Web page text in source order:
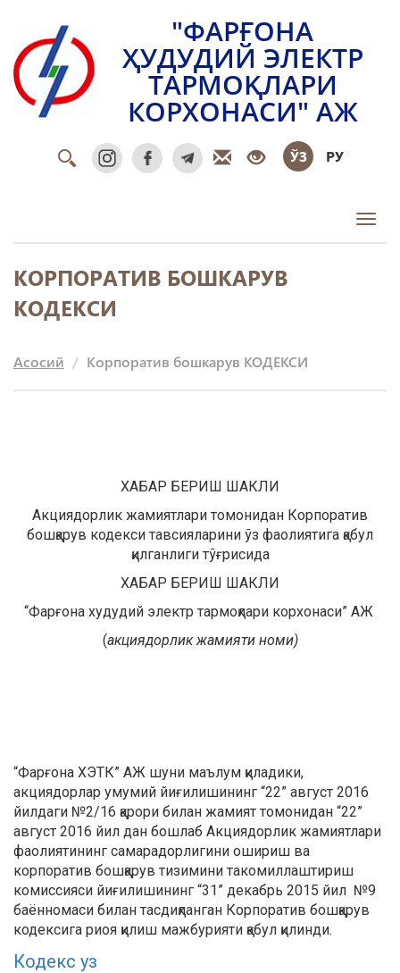
"ФАРҒОНА
ҲУДУДИЙ ЭЛЕКТР
ТАРМОҚЛАРИ
КОРХОНАСИ" АЖ
ЎЗ РУ
КОРПОРАТИВ БОШКАРУВ
КОДЕКСИ
Асосий Корпоратив бошкарув КОДЕКСИ
ХАБАР БЕРИШ ШАКЛИ
Акциядорлик жамиятлари томонидан Корпоратив
бошқарув кодекси тавсияларини ўз фаолиятига қабул
қилганлиги тўғрисида
ХАБАР БЕРИШ ШАКЛИ
“Фарғона худудий электр тармоқлари корхонаси” АЖ
(акциядорлик жамияти номи)
“Фарғона ХЭТК” АЖ шуни маълум қиладики,
акциядорлар умумий йиғилишининг “22” август 2016
йилдаги №2/16 қарори билан жамият томонидан “22”
август 2016 йил дан бошлаб Акциядорлик жамиятлари
фаолиятининг самарадорлигини ошириш ва
корпоратив бошқарув тизимини такомиллаштириш
комиссияси йиғилишининг “31” декабрь 2015 йил №9
баённомаси билан тасдиқланган Корпоратив бошқарув
кодексига риоя қилиш мажбурияти қабул қилинди.
Кодекс уз